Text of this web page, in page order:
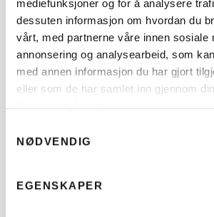
mediefunksjoner og for å analysere
dessuten informasjon om hvordan du
vårt, med partnerne våre innen sosiale
annonsering og analysearbeid, som
med annen informasjon du har gjort
eller som de har samlet inn gjennom
tjenestene deres.
NØDVENDIG
EGENSKAPER
Årsoppgjør
for
personlig
og
selskap
årsoppgjøret
effektiv og
Budsjettering
Budsjettering
er ikke bare
øvelse i å
telle